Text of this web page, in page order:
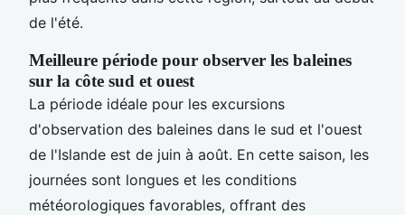
de l'été.
Meilleure période pour observer les baleines
sur la côte sud et ouest
La période idéale pour les excursions
d'observation des baleines dans le sud et l'ouest
de l'Islande est de juin à août. En cette saison, les
journées sont longues et les conditions
météorologiques favorables, offrant des